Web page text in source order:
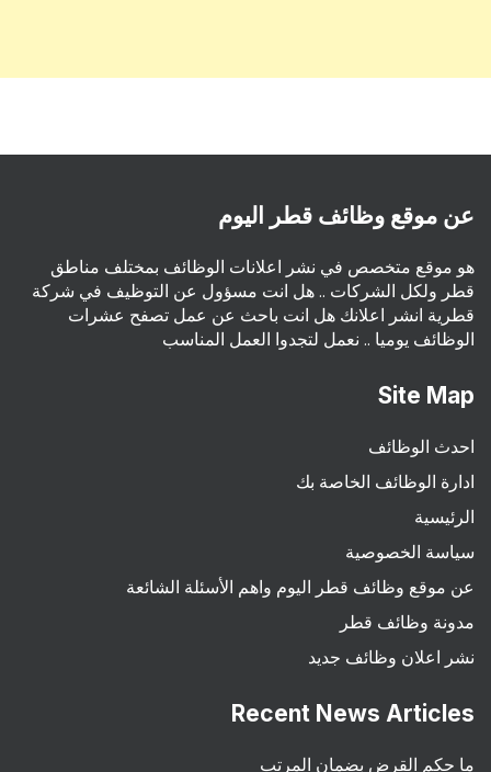
عن موقع وظائف قطر اليوم
هو موقع متخصص في نشر اعلانات الوظائف بمختلف مناطق
قطر ولكل الشركات .. هل انت مسؤول عن التوظيف في شركة
قطرية انشر اعلانك هل انت باحث عن عمل تصفح عشرات
الوظائف يوميا .. نعمل لتجدوا العمل المناسب
Site Map
احدث الوظائف
ادارة الوظائف الخاصة بك
الرئيسية
سياسة الخصوصية
عن موقع وظائف قطر اليوم واهم الأسئلة الشائعة
مدونة وظائف قطر
نشر اعلان وظائف جديد
Recent News Articles
ما حكم القرض بضمان المرتب